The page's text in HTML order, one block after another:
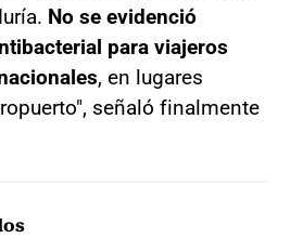
No se evidenció
para viajeros
, en lugares
señaló finalmente